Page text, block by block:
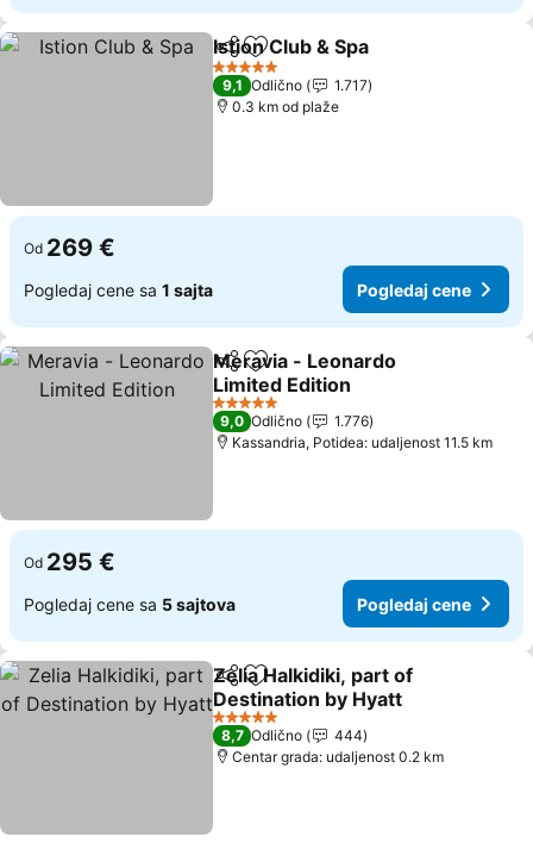
Deli Dodati u favorite
Istion Club & Spa
5 Zvezdice
9,1 Odlično
1.717
0.3 km od plaže
Od 269 €
Pogledaj cene sa 1 sajta Pogledaj cene
Deli Dodati u favorite
Meravia - Leonardo
Limited Edition
5 Zvezdice
9,0 Odlično
1.776
Kassandria, Potidea: udaljenost 11.5 km
Od 295 €
Pogledaj cene sa 5 sajtova Pogledaj cene
Deli Dodati u favorite
Zelia Halkidiki, part of
Destination by Hyatt
5 Zvezdice
8,7 Odlično
444
Centar grada: udaljenost 0.2 km